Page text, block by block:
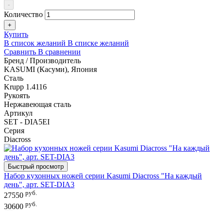
-
Количество
+
Купить
В список желаний В списке желаний
Сравнить В сравнении
Бренд / Производитель
KASUMI (Касуми), Япония
Сталь
Krupp 1.4116
Рукоять
Нержавеющая сталь
Артикул
SET - DIA5ЕI
Серия
Diacross
Быстрый просмотр
Набор кухонных ножей серии Kasumi Diacross "На каждый
день", арт. SET-DIA3
27550 руб.
30600 руб.